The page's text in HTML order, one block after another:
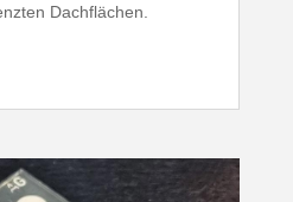
Dachflächen.